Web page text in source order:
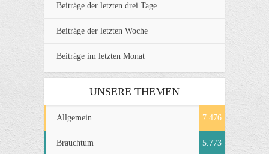
Beiträge der letzten drei Tage
Beiträge der letzten Woche
Beiträge im letzten Monat
UNSERE THEMEN
Allgemein 7.476
Brauchtum 5.773